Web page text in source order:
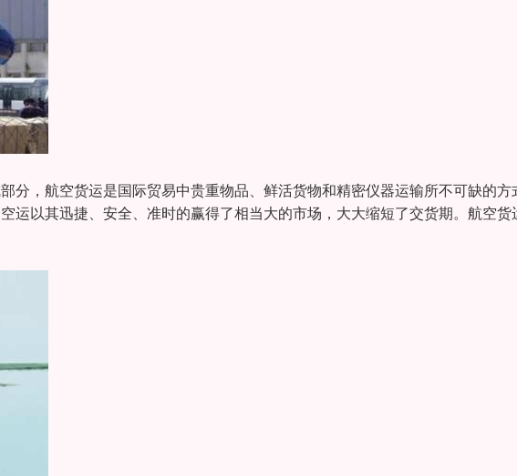
分，航空货运是国际贸易中贵重物品、鲜活货物和精密仪器运输所不可缺的方
运以其迅捷、安全、准时的赢得了相当大的市场，大大缩短了交货期。航空货